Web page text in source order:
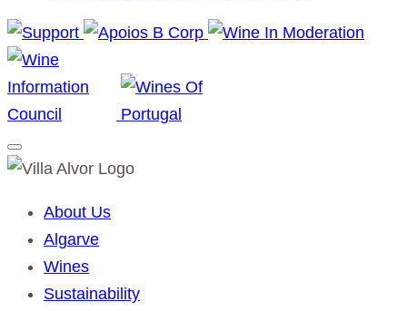
About Us
Algarve
Wines
Sustainability